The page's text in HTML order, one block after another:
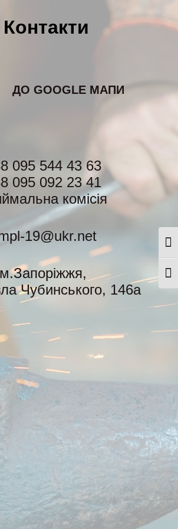
Контакти
ДО GOOGLE МАПИ
095 544 43 63
095 092 23 41
комісія
19@ukr.net
м.Запоріжжя,
Чубинського, 146а